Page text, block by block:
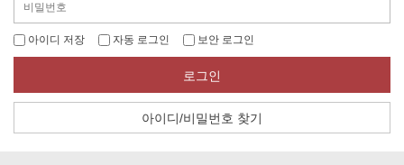
아이디 저장 자동 로그인 보안 로그인
로그인
아이디/비밀번호 찾기